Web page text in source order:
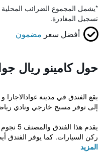
*يشمل المجموع الضرائب
تسجيل المغادرة.
أفضل سعر مضمون
حول كامينو ريال
يقع الفندق في مدينة
إلى توفر مسبح خارجي ونادي
يقدم
ركن السيارات. كما يوفر الفندق
المزيد